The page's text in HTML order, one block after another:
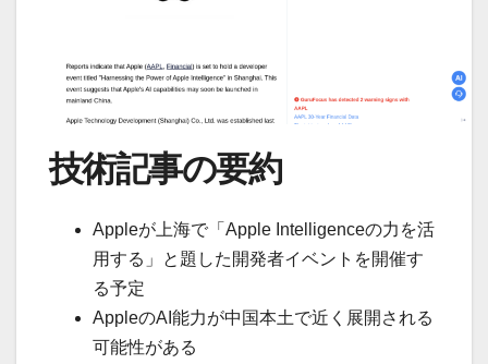
技術記事の要約
Appleが上海で「Apple Intelligenceの力を活
用する」と題した開発者イベントを開催す
る予定
AppleのAI能力が中国本土で近く展開される
可能性がある